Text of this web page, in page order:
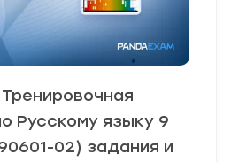
Русскому языку 9
02) задания и